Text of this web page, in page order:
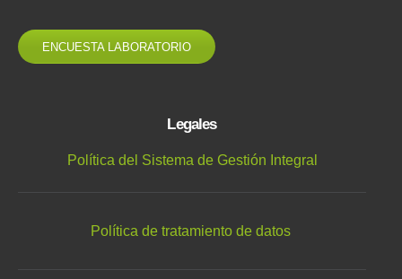
ENCUESTA LABORATORIO
Legales
Política del Sistema de Gestión Integral
Política de tratamiento de datos